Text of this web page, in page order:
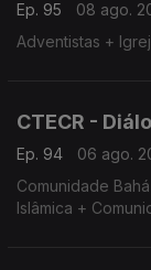
Ep. 95
08 ago.
Adventistas +
CTECR -
Ep. 94
06 ago.
Comunidade
Islâmica +